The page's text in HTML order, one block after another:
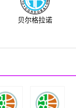
贝尔格拉诺